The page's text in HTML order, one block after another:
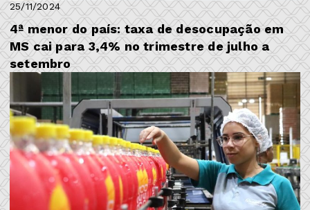
25/11/2024
4ª menor do país: taxa de desocupação em
MS cai para 3,4% no trimestre de julho a
setembro